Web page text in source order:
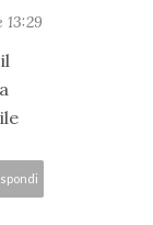
13:29